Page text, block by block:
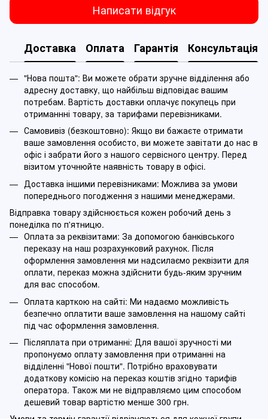
Написати відгук
Доставка Оплата Гарантія Консультація
"Нова пошта": Ви можете обрати зручне відділення або
адресну доставку, що найбільш відповідає вашим
потребам. Вартість доставки оплачує покупець при
отриманнні товару, за тарифами перевізниками.
Самовивіз (безкоштовно): Якщо ви бажаєте отримати
ваше замовлення особисто, ви можете завітати до нас в
офіс і забрати його з нашого сервісного центру. Перед
візитом уточнюйте наявність товару в офісі.
Доставка іншими перевізниками: Можлива за умови
попереднього погодження з нашими менеджерами.
Відправка товару здійснюється кожен робочий день з
понеділка по п'ятницю.
Оплата за реквізитами: За допомогою банківського
переказу на наш розрахунковий рахунок. Після
оформлення замовлення ми надсилаємо реквізити для
оплати, переказ можна здійснити будь-яким зручним
для вас способом.
Оплата карткою на сайті: Ми надаємо можливість
безпечно оплатити ваше замовлення на нашому сайті
під час оформлення замовлення.
Післяплата при отриманні: Для вашої зручності ми
пропонуємо оплату замовлення при отриманні на
відділенні "Нової пошти". Потрібно враховувати
додаткову комісію на переказ коштів згідно тарифів
оператора. Також ми не відправляємо цим способом
дешевий товар вартістю менше 300 грн.